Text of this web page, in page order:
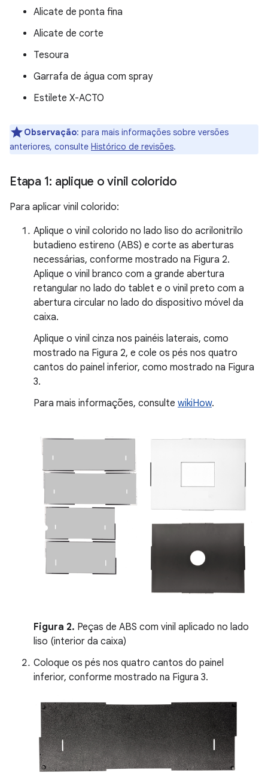
Alicate de ponta fina
Alicate de corte
Tesoura
Garrafa de água com spray
Estilete X-ACTO
Observação: para mais informações sobre versões
anteriores, consulte Histórico de revisões.
Etapa 1: aplique o vinil colorido
Para aplicar vinil colorido:
Aplique o vinil colorido no lado liso do acrilonitrilo
butadieno estireno (ABS) e corte as aberturas
necessárias, conforme mostrado na Figura 2.
Aplique o vinil branco com a grande abertura
retangular no lado do tablet e o vinil preto com a
abertura circular no lado do dispositivo móvel da
caixa.
Aplique o vinil cinza nos painéis laterais, como
mostrado na Figura 2, e cole os pés nos quatro
cantos do painel inferior, como mostrado na Figura
3.
Para mais informações, consulte wikiHow.
Figura 2. Peças de ABS com vinil aplicado no lado
liso (interior da caixa)
Coloque os pés nos quatro cantos do painel
inferior, conforme mostrado na Figura 3.